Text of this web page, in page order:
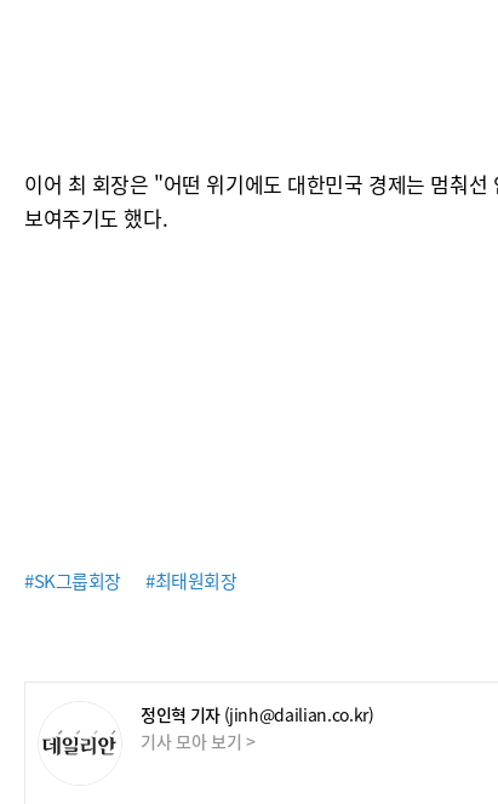
이어 최 회장은 "어떤 위기에도 대한민국 경제는 멈춰
보여주기도 했다.
#SK그룹회장 #최태원회장
정인혁 기자 (jinh@dailian.co.kr)
기사 모아 보기 >